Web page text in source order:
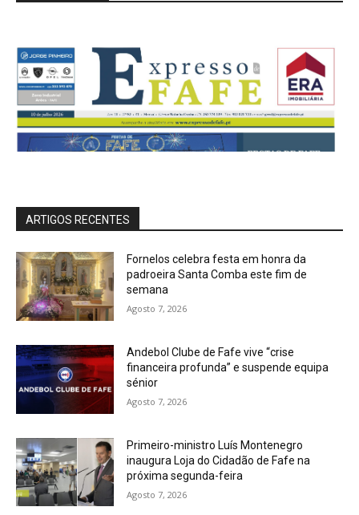
ARTIGOS RECENTES
Fornelos celebra festa em honra da
padroeira Santa Comba este fim de
semana
Agosto 7, 2026
Andebol Clube de Fafe vive “crise
financeira profunda” e suspende equipa
sénior
Agosto 7, 2026
Primeiro-ministro Luís Montenegro
inaugura Loja do Cidadão de Fafe na
próxima segunda-feira
Agosto 7, 2026